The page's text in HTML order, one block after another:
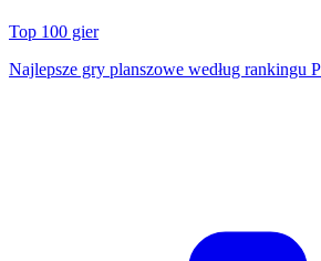
Top 100 gier
Najlepsze gry planszowe według rankingu